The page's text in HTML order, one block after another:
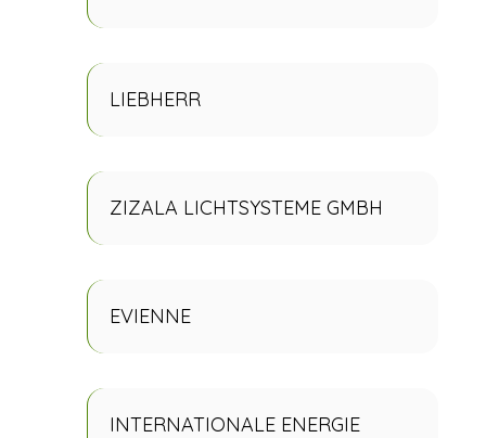
LIEBHERR
ZIZALA LICHTSYSTEME GMBH
EVIENNE
INTERNATIONALE ENERGIE